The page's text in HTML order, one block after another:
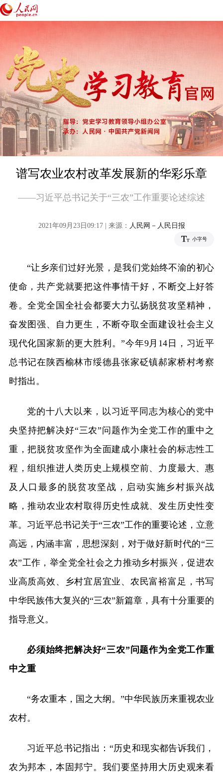
谱写农业农村改革发展新的华彩乐章
——习近平总书记关于“三农”工作重要论述综述
2021年09月23日09:17 | 来源： 人民网－人民日报
小字号
“让乡亲们过好光景，是我们党始终不渝的初心
使命，共产党就要把这件事情干好，不断交上好答
卷。全党全国全社会都要大力弘扬脱贫攻坚精神，
奋发图强、自力更生，不断夺取全面建设社会主义
现代化国家新的更大胜利。”今年9月14日，习近平
总书记在陕西榆林市绥德县张家砭镇郝家桥村考察
时指出。
党的十八大以来，以习近平同志为核心的党中
央坚持把解决好“三农”问题作为全党工作的重中之
重，把脱贫攻坚作为全面建成小康社会的标志性工
程，组织推进人类历史上规模空前、力度最大、惠
及人口最多的脱贫攻坚战，启动实施乡村振兴战
略，推动农业农村取得历史性成就、发生历史性变
革。习近平总书记关于“三农”工作的重要论述，立意
高远，内涵丰富，思想深刻，对于做好新时代的“三
农”工作，举全党全社会之力推动乡村振兴，促进农
业高质高效、乡村宜居宜业、农民富裕富足，书写
中华民族伟大复兴的“三农”新篇章，具有十分重要的
指导意义。
必须始终把解决好“三农”问题作为全党工作重
中之重
“务农重本，国之大纲。”中华民族历来重视农业
农村。
习近平总书记指出：“历史和现实都告诉我们，
农为邦本，本固邦宁。我们要坚持用大历史观来看